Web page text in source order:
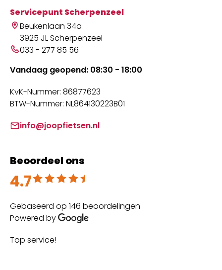
Servicepunt Scherpenzeel
Beukenlaan 34a
3925 JL Scherpenzeel
033 - 277 85 56
Vandaag geopend: 08:30 - 18:00
KvK-Nummer: 86877623
BTW-Nummer: NL864130223B01
info@joopfietsen.nl
Beoordeel ons
4.7
Beoordeeld met 4.7 uit 5
Gebaseerd op 146 beoordelingen
Powered by
Top service!